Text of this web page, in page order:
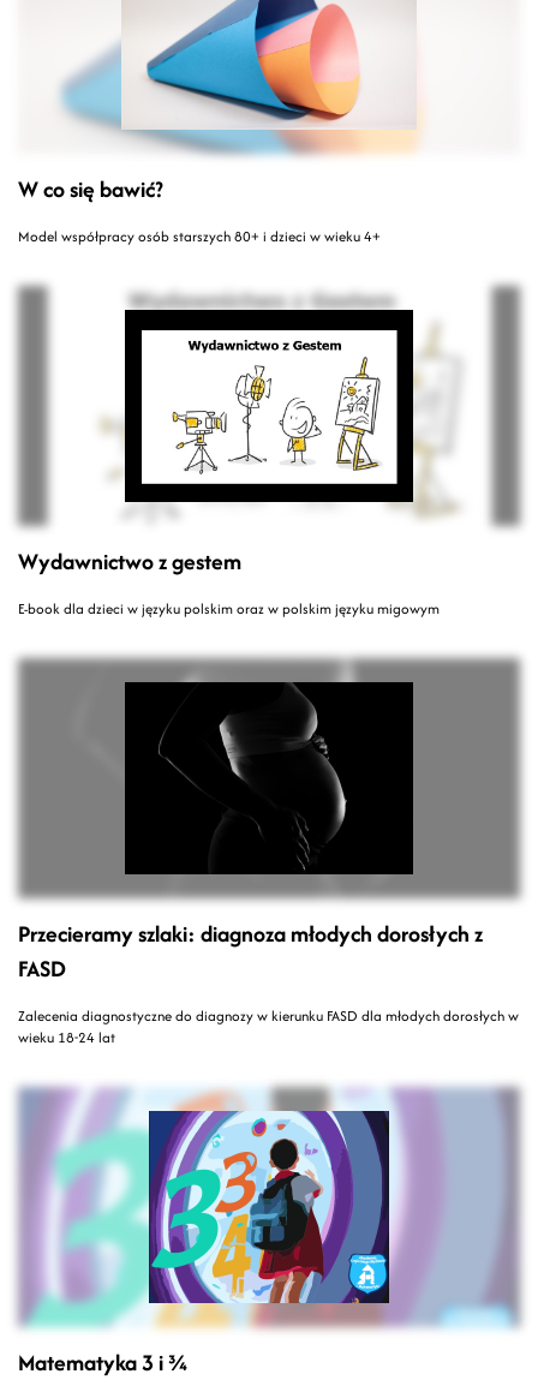
W co się bawić?
Model współpracy osób starszych 80+ i dzieci w wieku 4+
Wydawnictwo z gestem
E-book dla dzieci w języku polskim oraz w polskim języku migowym
Przecieramy szlaki: diagnoza młodych dorosłych z
FASD
Zalecenia diagnostyczne do diagnozy w kierunku FASD dla młodych dorosłych w
wieku 18-24 lat
Matematyka 3 i ¾